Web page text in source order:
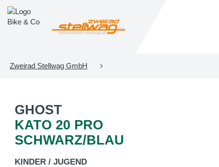
Zweirad Stellwag GmbH
GHOST
KATO 20 PRO
SCHWARZ/BLAU
KINDER / JUGEND